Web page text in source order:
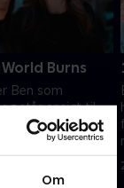
Om
Burns
Ben som
står ansigt til
fortid. Fanget i
må han
søn.